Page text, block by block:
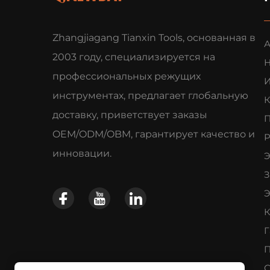
Zhangjiagang Tianxin Tools, основанная в
2003 году, специализируется на
профессиональных режущих
инструментах, предлагает глобальную
доставку, приветствует заказы
OEM/ODM/OBM, гарантирует качество и
инновации.